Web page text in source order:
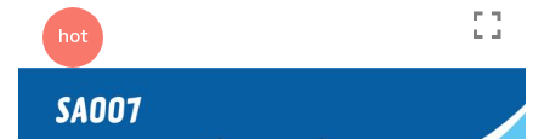
保齡球
排球
下身
尺寸表
付款方法
hot